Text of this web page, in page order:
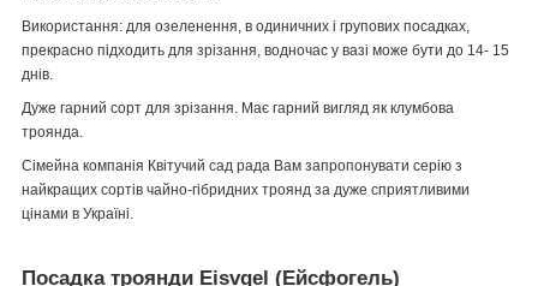
Використання: для озеленення, в одиничних і групових посадках,
прекрасно підходить для зрізання, водночас у вазі може бути до 14- 15
днів.
Дуже гарний сорт для зрізання. Має гарний вигляд як клумбова
троянда.
Сімейна компанія Квітучий сад рада Вам запропонувати серію з
найкращих сортів чайно-гібридних троянд за дуже сприятливими
цінами в Україні.
Посадка троянди Eisvgel (Ейсфогель)